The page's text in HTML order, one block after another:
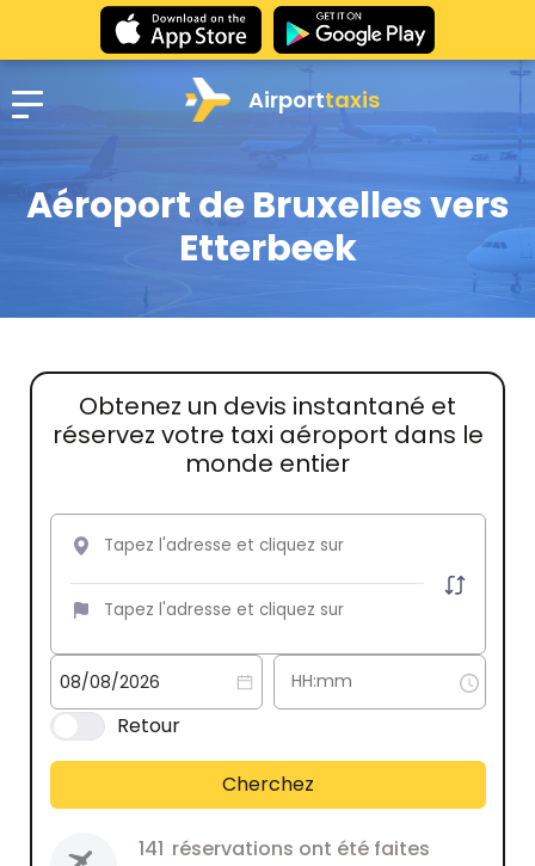
Airporttaxis
Aéroport de Bruxelles vers
Etterbeek
Obtenez un devis instantané et
réservez votre taxi aéroport dans le
monde entier
Retour
Cherchez
141 réservations ont été faites